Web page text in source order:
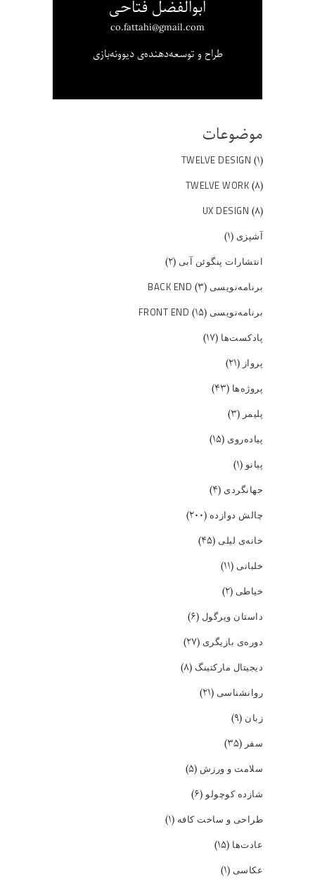
ابوالفضل فتاحی
co.fattahi@gmail.com
طراح و توسعه‌دهنده‌ی دیوونه‌بازی
موضوعات
TWELVE DESIGN (۱)
TWELVE WORK (۸)
UX DESIGN (۸)
آشپزی (۱)
انتشارات پنگوئن آبی (۲)
برنامه‌نویسی BACK END (۳)
برنامه‌نویسی FRONT END (۱۵)
پادکست‌ها (۱۷)
پرواز (۲۱)
پروژه‌ها (۴۳)
پلیمر (۳)
پیاده‌روی (۱۵)
پیانو(۱)
جهانگردی (۴)
چالش دوازده (۲۰۰)
خانه‌ی لیلی (۴۵)
خلبانی (۱۱)
خیاطی (۲)
داستان ویرگول (۶)
دوره‌ی بازیگری (۲۷)
دیجیتال مارکتینگ (۸)
روانشناسی (۲۱)
زبان (۹)
سفر (۳۵)
سلامت و ورزش (۵)
شازده کوچولو(۶)
طراحی و ساخت کافه (۱)
عادت‌ها (۱۵)
عکاسی (۱)